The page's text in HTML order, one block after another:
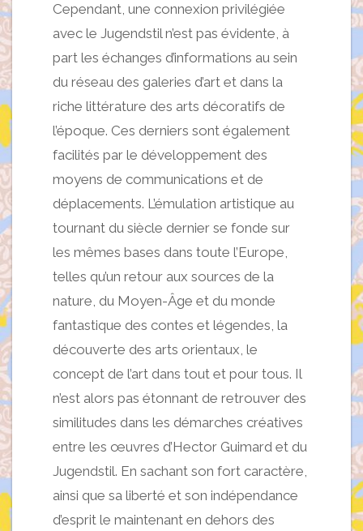
Cependant, une connexion privilégiée
avec le Jugendstil n’est pas évidente, à
part les échanges d’informations au sein
du réseau des galeries d’art et dans la
riche littérature des arts décoratifs de
l’époque. Ces derniers sont également
facilités par le développement des
moyens de communications et de
déplacements. L’émulation artistique au
tournant du siècle dernier se fonde sur
les mêmes bases dans toute l’Europe,
telles qu’un retour aux sources de la
nature, du Moyen-Âge et du monde
fantastique des contes et légendes, la
découverte des arts orientaux, le
concept de l’art dans tout et pour tous. Il
n’est alors pas étonnant de retrouver des
similitudes dans les démarches créatives
entre les œuvres d’Hector Guimard et du
Jugendstil. En sachant son fort caractère,
ainsi que sa liberté et son indépendance
d’esprit le maintenant en dehors des